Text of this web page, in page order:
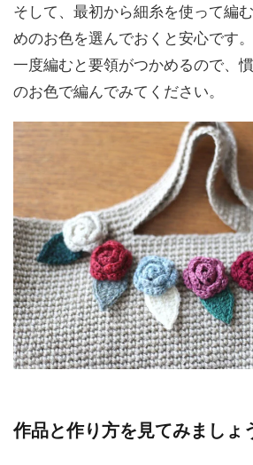
そして、最初から細糸を使って編
めのお色を選んでおくと安心です。
一度編むと要領がつかめるので、
のお色で編んでみてください。
作品と作り方を見てみましょ